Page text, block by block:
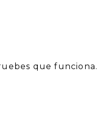
que funciona.